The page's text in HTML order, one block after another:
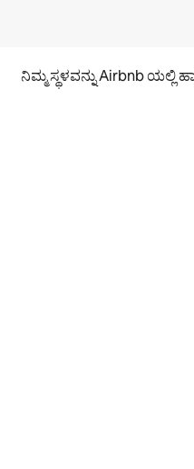
ನಿಮ್ಮ ಸ್ಥಳವನ್ನು Airbnb ಯಲ್ಲಿ